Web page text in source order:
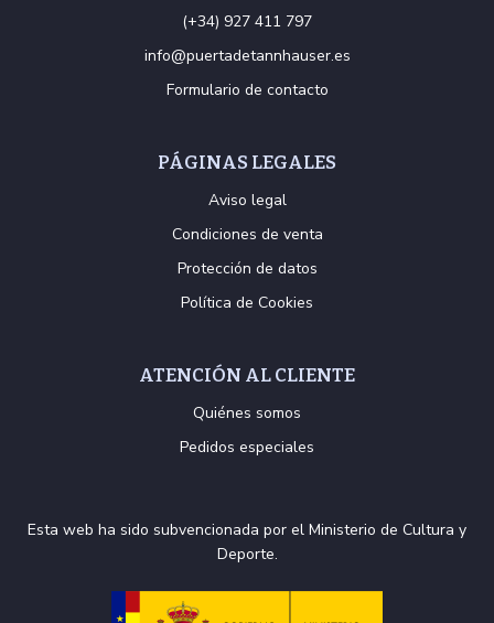
(+34) 927 411 797
info@puertadetannhauser.es
Formulario de contacto
PÁGINAS LEGALES
Aviso legal
Condiciones de venta
Protección de datos
Política de Cookies
ATENCIÓN AL CLIENTE
Quiénes somos
Pedidos especiales
Esta web ha sido subvencionada por el Ministerio de Cultura y
Deporte.